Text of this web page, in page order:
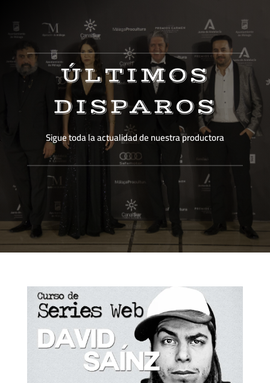
ÚLTIMOS
DISPAROS
Sigue toda la actualidad de nuestra productora